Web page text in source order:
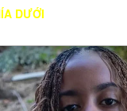
DƯỚI